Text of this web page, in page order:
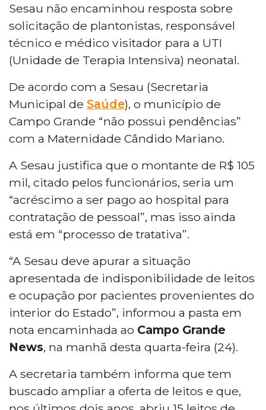
Sesau não encaminhou resposta sobre
solicitação de plantonistas, responsável
técnico e médico visitador para a UTI
(Unidade de Terapia Intensiva) neonatal.
De acordo com a Sesau (Secretaria
Municipal de Saúde), o município de
Campo Grande “não possui pendências”
com a Maternidade Cândido Mariano.
A Sesau justifica que o montante de R$ 105
mil, citado pelos funcionários, seria um
“acréscimo a ser pago ao hospital para
contratação de pessoal”, mas isso ainda
está em “processo de tratativa”.
“A Sesau deve apurar a situação
apresentada de indisponibilidade de leitos
e ocupação por pacientes provenientes do
interior do Estado”, informou a pasta em
nota encaminhada ao Campo Grande
News, na manhã desta quarta-feira (24).
A secretaria também informa que tem
buscado ampliar a oferta de leitos e que,